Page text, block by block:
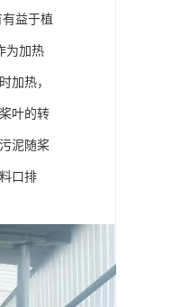
益于植
为加热
加热，
叶的转
泥随桨
口排